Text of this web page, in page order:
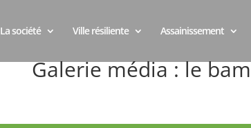
La société Ville résiliente Assainissement
Galerie média : le